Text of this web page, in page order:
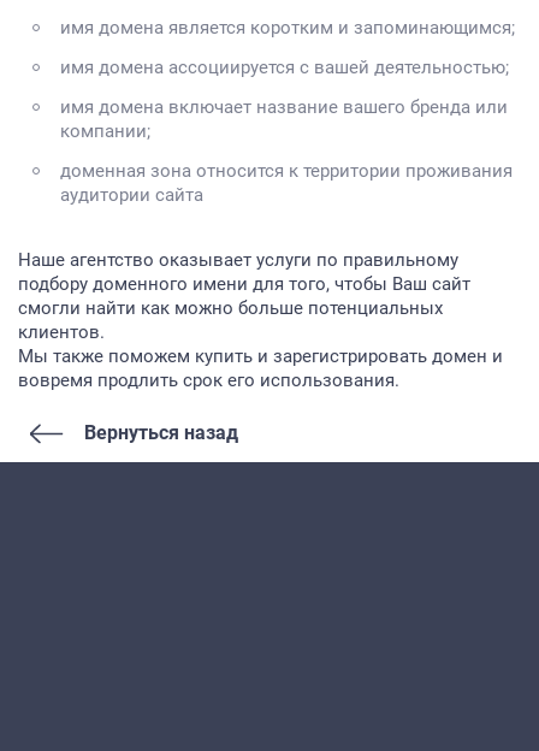
имя домена является коротким и запоминающимся;
имя домена ассоциируется с вашей деятельностью;
имя домена включает название вашего бренда или
компании;
доменная зона относится к территории проживания
аудитории сайта
Наше агентство оказывает услуги по правильному
подбору доменного имени для того, чтобы Ваш сайт
смогли найти как можно больше потенциальных
клиентов.
Мы также поможем купить и зарегистрировать домен и
вовремя продлить срок его использования.
Вернуться назад